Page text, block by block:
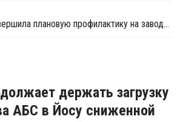
JSR Corporation завершила плановую профилактику на заводе этилен-пропиленового каучука в Касиме
держать загрузку
АБС в Йосу сниженной